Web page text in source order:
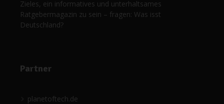
Zieles, ein informatives und unterhaltsames
Ratgebermagazin zu sein – fragen: Was isst
Deutschland?
Partner
planetoftech.de